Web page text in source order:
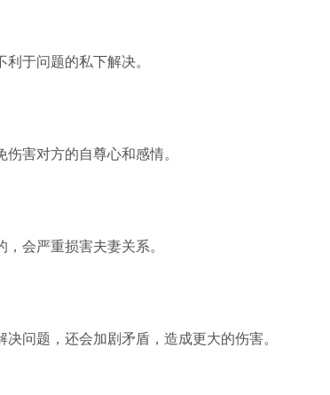
于问题的私下解决。
害对方的自尊心和感情。
会严重损害夫妻关系。
题，还会加剧矛盾，造成更大的伤害。